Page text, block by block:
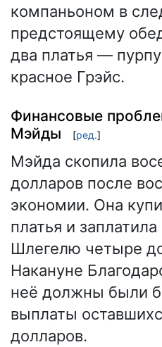
компаньоном в
предстоящему
два платья —
красное Грэйс.
Финансовые
Мэйды
[ред.]
Мэйда скопила
долларов после
экономии. Она
платья и
Шлегелю четыре
Накануне
неё должны были
выплаты
долларов.